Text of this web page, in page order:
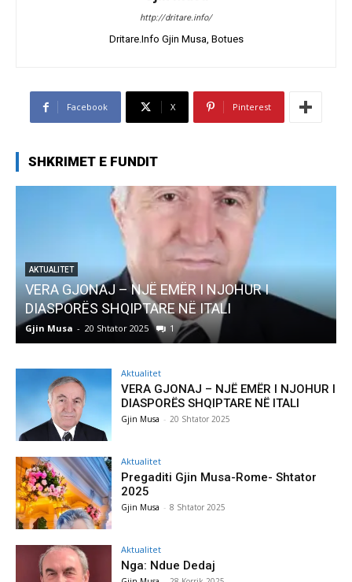
http://dritare.info/
Dritare.Info Gjin Musa, Botues
Facebook X Pinterest
SHKRIMET E FUNDIT
GJONAJ – NJË EMËR I NJOHUR I
SHQIPTARE NË ITALI
- 20 Shtator 2025 1
Pregaditi
Aktualitet
VERA GJONAJ – NJË EMËR I NJOHUR I
DIASPORËS SHQIPTARE NË ITALI
Gjin Musa - 20 Shtator 2025
Aktualitet
Pregaditi Gjin Musa-Rome- Shtator
2025
Gjin Musa - 8 Shtator 2025
Aktualitet
Nga: Ndue Dedaj